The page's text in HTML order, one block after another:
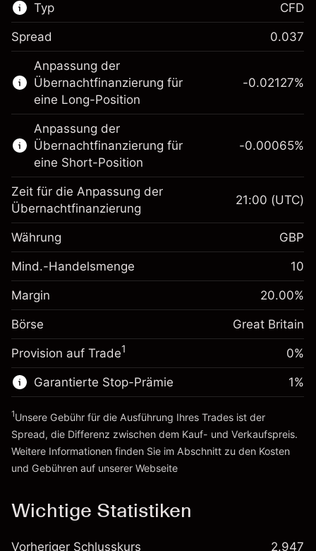
Typ
Dieser Finanzmarkt steht für das CFD-
Trading zur Verfügung.
Erfahren Sie mehr über:
CFDs
CFD
Spread 0.037
Anpassung der
Übernachtfinanzierung für
eine Long-Position
Margin. Ihre Investition
£1,000.00
Anpassung der
Übernachtfinanzierung
fremdfinanzierten
(-£1.06)
Positionsgröße mit Hebelwirkung
~£5,000.00
Geld aus Hebelwirkung ~
-0.02127%
Anpassung der
Übernachtfinanzierung für
eine Short-Position
Margin. Ihre Investition
£1,000.00
Anpassung der
Gebühren aus
fremdfinanzierten
Positionswert
-0.000647
%
(-£0.03)
Positionsgröße mit Hebelwirkung
Geld aus Hebelwirkung ~ £4,000.00
Zur Plattform
-0.00065%
Zeit für die Anpassung der
Übernachtfinanzierung
21:00 (UTC)
Währung GBP
Mind.-Handelsmenge 10
Margin 20.00%
Börse Great Britain
Provision auf Trade1 0%
Garantierte Stop-Prämie 1%
1Unsere Gebühr für die Ausführung Ihres Trades ist der
Spread, die Differenz zwischen dem Kauf- und Verkaufspreis.
Weitere Informationen finden Sie im Abschnitt zu den Kosten
und Gebühren auf unserer Webseite
Wichtige Statistiken
Vorheriger Schlusskurs 2.947